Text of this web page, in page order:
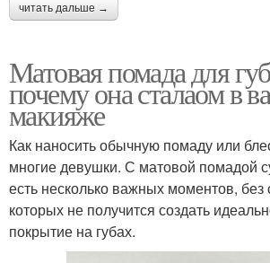
читать дальше →
Матовая помада для
почему она сталаом в
макияже
Как наносить обычную помаду или
многие девушки. С матовой помадой
есть несколько важных моментов,
которых не получится создать
покрытие на губах.